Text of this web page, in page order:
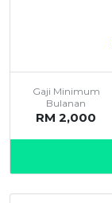
Gaji Minimum
Bulanan
RM 2,000